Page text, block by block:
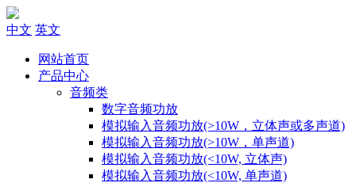
中文 英文
网站首页
产品中心
音频类
数字音频功放
模拟输入音频功放(>10W，立体声或多声道)
模拟输入音频功放(>10W，单声道)
模拟输入音频功放(<10W, 立体声)
模拟输入音频功放(<10W, 单声道)